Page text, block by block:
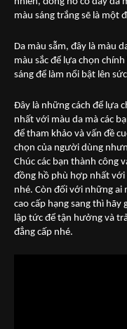
màu sáng trắng sẽ là một
Da màu sẫm, đây là màu
màu sắc để lựa chọn
sáng để làm nổi bật lên
Đây là những cách để lựa
nhất với màu da mà các
để tham khảo và vấn đề
chọn của người dùng
Chúc các bạn thành công
đồng hồ phù hợp nhất với
nhé. Còn đối với những
cao cấp hạng sang thì hãy
lập tức để tận hưởng và
đẳng cấp nhé.